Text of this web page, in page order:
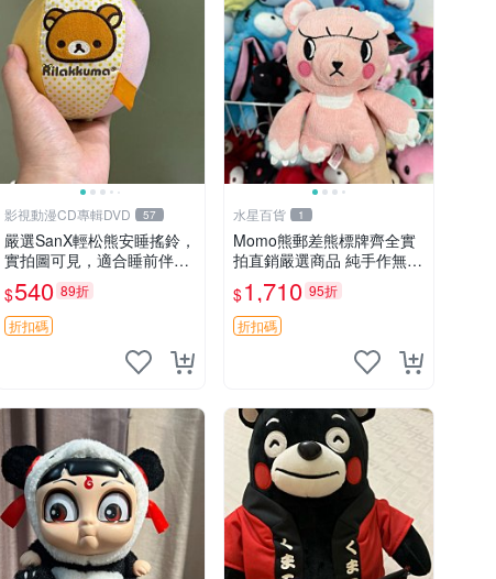
影視動漫CD專輯DVD 57
嚴選SanX輕松熊安睡搖鈴，
實拍圖可見，適合睡前伴
侶， Picks安撫好物 0325
懸吊 電腦
$540 89折
折扣碼
水星百貨 1
Momo熊郵差熊標牌齊全實
拍直銷嚴選商品 純手作無修
圖可收藏 郵差熊 Momo熊
標牌 商品
$1,710 95折
折扣碼